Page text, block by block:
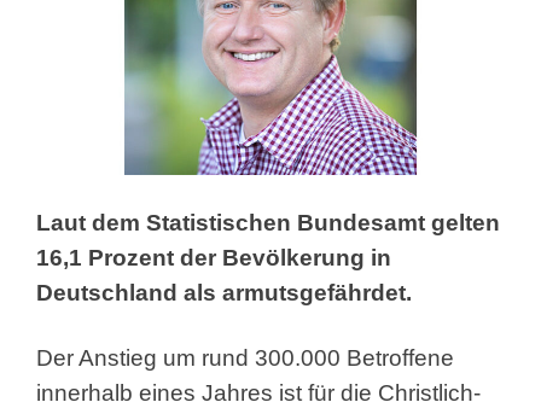
Laut dem Statistischen Bundesamt gelten
16,1 Prozent der Bevölkerung in
Deutschland als armutsgefährdet.
Der Anstieg um rund 300.000 Betroffene
innerhalb eines Jahres ist für die Christlich-